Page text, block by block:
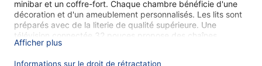
minibar et un coffre-fort. Chaque chambre bénéficie d'une
décoration et d'un ameublement personnalisés. Les lits sont
préparés avec de la literie de qualité supérieure. Une
télévision connectée 32 pouces propose des chaînes
thématiques numériques. Les salles de bain comprennent un
Afficher plus
Informations sur le droit de rétractation